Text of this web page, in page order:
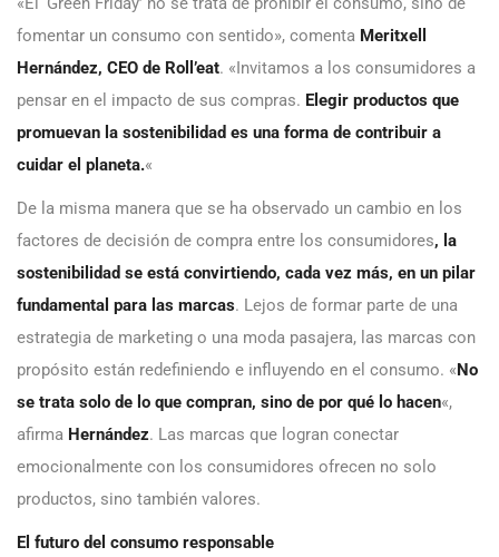
fomentar un consumo con sentido», comenta Meritxell
Hernández, CEO de Roll’eat. «Invitamos a los consumidores a
pensar en el impacto de sus compras. Elegir productos que
promuevan la sostenibilidad es una forma de contribuir a
cuidar el planeta.«
De la misma manera que se ha observado un cambio en los
factores de decisión de compra entre los consumidores, la
sostenibilidad se está convirtiendo, cada vez más, en un pilar
fundamental para las marcas. Lejos de formar parte de una
estrategia de marketing o una moda pasajera, las marcas con
propósito están redefiniendo e influyendo en el consumo. «No
se trata solo de lo que compran, sino de por qué lo hacen«,
afirma Hernández. Las marcas que logran conectar
emocionalmente con los consumidores ofrecen no solo
productos, sino también valores.
El futuro del consumo responsable